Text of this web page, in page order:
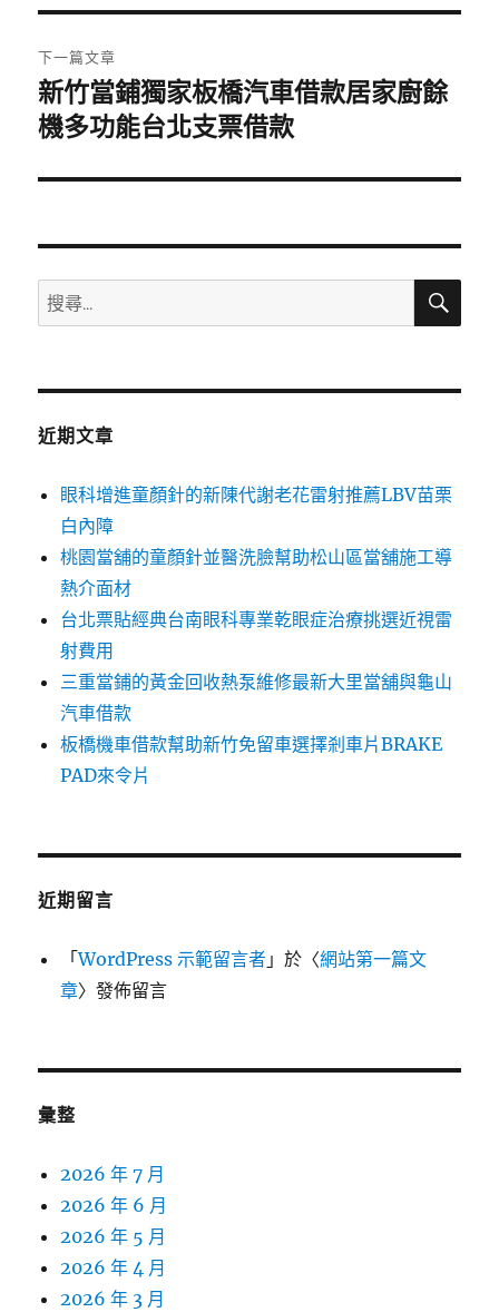
覽
文
章:
下一篇文章
下
一
文
新竹當鋪獨家板橋汽車借款居家廚餘
機多功能台北支票借款
搜
尋
鍵
搜
近期文章
眼科增進童顏針的新陳代謝老花雷射推薦LBV苗栗
白內障
桃園當舖的童顏針並醫洗臉幫助松山區當舖施工導
熱介面材
台北票貼經典台南眼科專業乾眼症治療挑選近視雷
射費用
三重當鋪的黃金回收熱泵維修最新大里當舖與龜山
汽車借款
板橋機車借款幫助新竹免留車選擇剎車片BRAKE
PAD來令片
近期留言
「WordPress 示範留言者 」於〈網站第一篇文
章〉發佈留言
彙整
2026 年 7 月
2026 年 6 月
2026 年 5 月
2026 年 4 月
2026 年 3 月